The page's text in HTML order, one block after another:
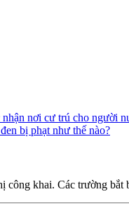
nơi cư trú cho người
bị phạt như thế nào?
công khai. Các trường bắt